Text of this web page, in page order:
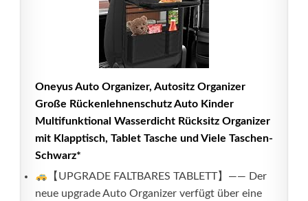
Oneyus Auto Organizer, Autositz Organizer
Große Rückenlehnenschutz Auto Kinder
Multifunktional Wasserdicht Rücksitz Organizer
mit Klapptisch, Tablet Tasche und Viele Taschen-
Schwarz*
【UPGRADE FALTBARES TABLETT】—— Der
neue upgrade Auto Organizer verfügt über eine